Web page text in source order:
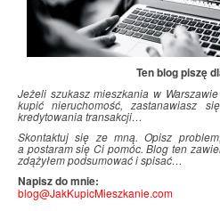
Ten blog piszę
Jeżeli szukasz mieszkania w
kupić nieruchomość, zastanawiasz
kredytowania transakcji…
Skontaktuj się ze mną. Opisz
a postaram się Ci pomóc. Blog ten
zdążyłem podsumować ispisać…
Napisz do mnie:
blog@JakKupicMieszkanie.com